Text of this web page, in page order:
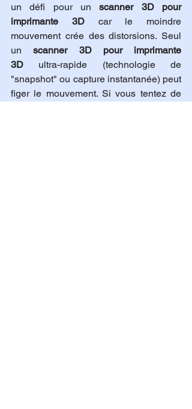
un défi pour un scanner 3D pour
imprimante 3D car le moindre
mouvement crée des distorsions. Seul
un scanner 3D pour imprimante
3D ultra-rapide (technologie de
"snapshot" ou capture instantanée) peut
figer le mouvement. Si vous tentez de